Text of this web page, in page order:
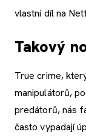
vlastní díl na
Takový
True crime,
manipulátorů,
predátorů, nás
často vypadají